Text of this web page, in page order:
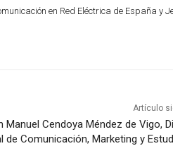
en Red Eléctrica de España y
Artículo
Manuel Cendoya Méndez de Vigo,
de Comunicación, Marketing y